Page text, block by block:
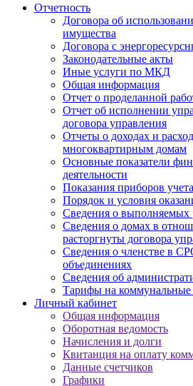
Отчетность
Договора об
имущества
Договора с
Законодательные акты
Иные услуги по МКД
Общая информация
Отчет о проделанной
Отчет об исполнении
договора управления
Отчеты о доходах и
многоквартирным домам
Основные показатели
деятельности
Показания приборов
Порядок и условия
Сведения о выполняемых
Сведения о домах в
расторгнуты договора
Сведения о членстве в
объединениях
Сведения об
Тарифы на коммунальные
Личный кабинет
Общая информация
Оборотная ведомость
Начисления и долги
Квитанция на оплату
Данные счетчиков
Графики